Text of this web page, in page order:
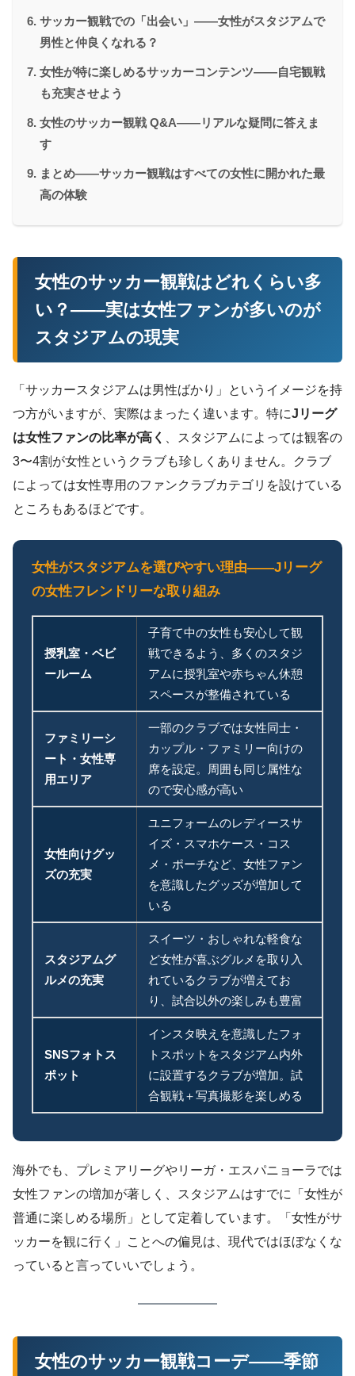
サッカー観戦での「出会い」——女性がスタジアムで
男性と仲良くなれる？
女性が特に楽しめるサッカーコンテンツ——自宅観戦
も充実させよう
女性のサッカー観戦 Q&A——リアルな疑問に答えま
す
まとめ——サッカー観戦はすべての女性に開かれた最
高の体験
女性のサッカー観戦はどれくらい多
い？——実は女性ファンが多いのが
スタジアムの現実
「サッカースタジアムは男性ばかり」というイメージを持
つ方がいますが、実際はまったく違います。特にJリーグ
は女性ファンの比率が高く 、スタジアムによっては観客の
3〜4割が女性というクラブも珍しくありません。クラブ
によっては女性専用のファンクラブカテゴリを設けている
ところもあるほどです。
女性がスタジアムを選びやすい理由——Jリーグ
の女性フレンドリーな取り組み
授乳室・ベビ
ールーム
子育て中の女性も安心して観
戦できるよう、多くのスタジ
アムに授乳室や赤ちゃん休憩
スペースが整備されている
ファミリーシ
ート・女性専
用エリア
一部のクラブでは女性同士・
カップル・ファミリー向けの
席を設定。周囲も同じ属性な
ので安心感が高い
女性向けグッ
ズの充実
ユニフォームのレディースサ
イズ・スマホケース・コス
メ・ポーチなど、女性ファン
を意識したグッズが増加して
いる
スタジアムグ
ルメの充実
スイーツ・おしゃれな軽食な
ど女性が喜ぶグルメを取り入
れているクラブが増えてお
り、試合以外の楽しみも豊富
SNSフォトス
ポット
インスタ映えを意識したフォ
トスポットをスタジアム内外
に設置するクラブが増加。試
合観戦＋写真撮影を楽しめる
海外でも、プレミアリーグやリーガ・エスパニョーラでは
女性ファンの増加が著しく、スタジアムはすでに「女性が
普通に楽しめる場所」として定着しています。「女性がサ
ッカーを観に行く」ことへの偏見は、現代ではほぼなくな
っていると言っていいでしょう。
女性のサッカー観戦コーデ——季節